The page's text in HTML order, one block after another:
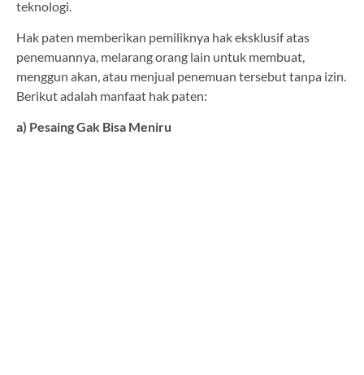
teknologi.
Hak paten memberikan pemiliknya hak eksklusif atas
penemuannya, melarang orang lain untuk membuat,
menggun akan, atau menjual penemuan tersebut tanpa izin.
Berikut adalah manfaat hak paten:
a) Pesaing Gak Bisa Meniru